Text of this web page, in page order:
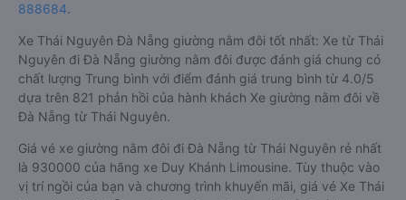
888684.
Xe Thái Nguyên Đà Nẵng giường nằm đôi tốt nhất: Xe từ Thái
Nguyên đi Đà Nẵng giường nằm đôi được đánh giá chung có
chất lượng Trung bình với điểm đánh giá trung bình từ 4.0/5
dựa trên 821 phản hồi của hành khách Xe giường nằm đôi về
Đà Nẵng từ Thái Nguyên.
Giá vé xe giường nằm đôi đi Đà Nẵng từ Thái Nguyên rẻ nhất
là 930000 của hãng xe Duy Khánh Limousine. Tùy thuộc vào
vị trí ngồi của bạn và chương trình khuyến mãi, giá vé Xe Thái